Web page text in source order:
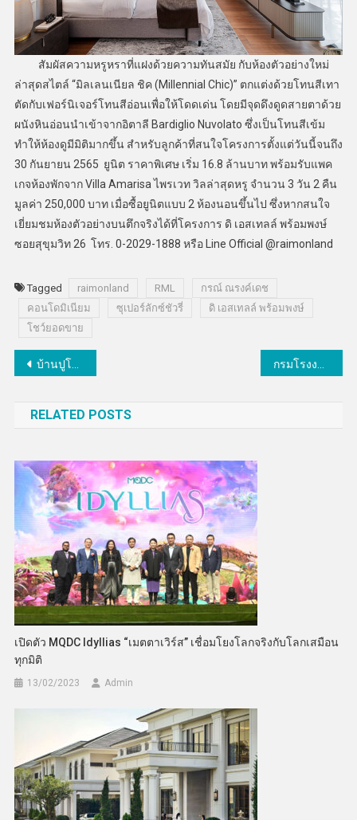
สัมผัสความหรูหราที่แฝงด้วยความทันสมัย กับห้องตัวอย่างใหม่
ล่าสุดสไตล์ “มิลเลนเนียล ชิค (Millennial Chic)” ตกแต่งด้วยโทนสีเทา
ตัดกับเฟอร์นิเจอร์โทนสีอ่อนเพื่อให้โดดเด่น โดยมีจุดดึงดูดสายตาด้วย
ผนังหินอ่อนนำเข้าจากอิตาลี Bardiglio Nuvolato ซึ่งเป็นโทนสีเข้ม
ทำให้ห้องดูมีมิติมากขึ้น สำหรับลูกค้าที่สนใจโครงการตั้งแต่วันนี้จนถึง
30 กันยายน 2565 ยูนิต ราคาพิเศษ เริ่ม 16.8 ล้านบาท พร้อมรับแพค
เกจห้องพักจาก Villa Amarisa ไพรเวท วิลล่าสุดหรู จำนวน 3 วัน 2 คืน
มูลค่า 250,000 บาท เมื่อซื้อยูนิตแบบ 2 ห้องนอนขึ้นไป ซึ่งหากสนใจ
เยี่ยมชมห้องตัวอย่างบนตึกจริงได้ที่โครงการ ดิ เอสเทลล์ พร้อมพงษ์
ซอยสุขุมวิท 26 โทร. 0-2029-1888 หรือ Line Official @raimonland
Tagged raimonland RML
กรณ์ ณรงค์เดช
คอนโดมิเนียม
ซุเปอร์ลักซ์ชัวรี่
ดิ เอสเทลล์ พร้อมพงษ์
โชว์ยอดขาย
แนะแนว
บ้านปูโชว์กำไรครึ่งแรกปี 2565 แข็งแกร่ง ขยายการลงทุนพลังงานสะอาด เดินหน้าสร้างพอร์ตพลังงานครบวงจร กรมโรงงานฯ จับมือ Dowจัดสัมมนาโชว์นวัตกรรม BCG ผลักดันภาคอุตฯสู่ความเป็นกลางทางคาร์บอน
RELATED POSTS
เปิดตัว MQDC Idyllias “เมตตาเวิร์ส” เชื่อมโยงโลกจริงกับโลกเสมือน
ทุกมิติ
13/02/2023 Admin